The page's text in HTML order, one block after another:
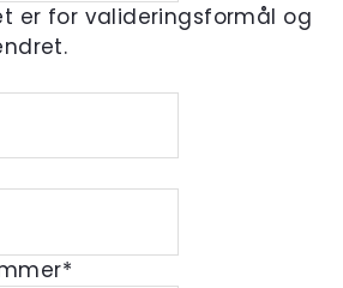
er for valideringsformål og
*